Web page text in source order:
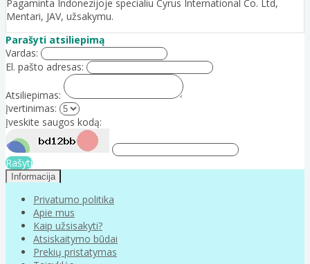
Pagaminta Indonezijoje specialiu Cyrus International Co. Ltd,
Mentari, JAV, užsakymu.
Parašyti atsiliepimą
Vardas:
El. pašto adresas:
Atsiliepimas:
Įvertinimas:
Įveskite saugos kodą:
Rašyti
Informacija
Privatumo politika
Apie mus
Kaip užsisakyti?
Atsiskaitymo būdai
Prekių pristatymas